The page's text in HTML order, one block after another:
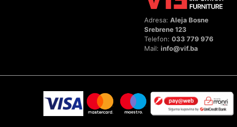
Adresa: Aleja Bosne
Srebrene 123
Telefon: 033 779 976
Mail: info@vif.ba